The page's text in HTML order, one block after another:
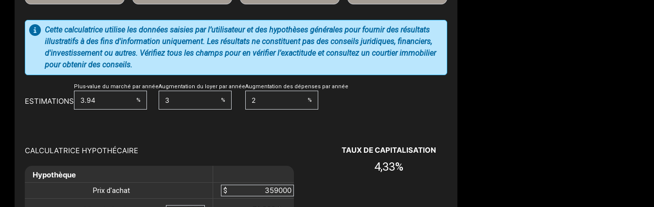
ESTIMATIONS
Plus-value du marché par année
%
Augmentation du loyer par année
%
Augmentation des dépenses par année
%
Cette calculatrice utilise les données saisies par l’utilisateur et des hypothèses générales pour fournir des résultats
illustratifs à des fins d'information uniquement. Les résultats ne constituent pas des conseils juridiques, financiers,
d'investissement ou autres. Vérifiez tous les champs pour en vérifier l’exactitude et consultez un courtier immobilier
pour obtenir des conseils.
CALCULATRICE HYPOTHÉCAIRE
Hypothèque
Prix d'achat $
TAUX DE CAPITALISATION
4,33%